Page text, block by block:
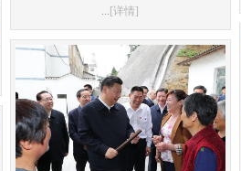
[详情]